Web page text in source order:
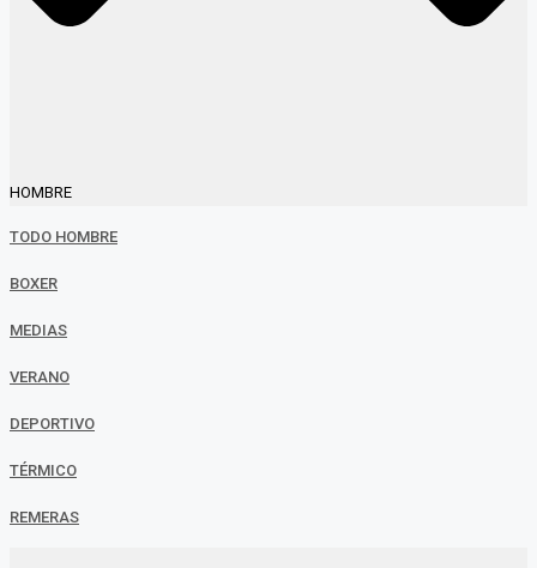
HOMBRE
TODO HOMBRE
BOXER
MEDIAS
VERANO
DEPORTIVO
TÉRMICO
REMERAS